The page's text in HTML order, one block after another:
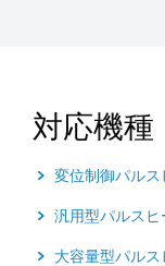
対応機種
変位制御パル
汎用型パルス
大容量型パル